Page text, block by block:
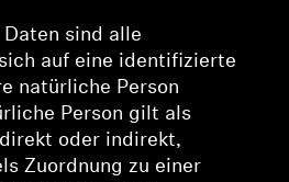
Daten sind alle
auf eine identifizierte
natürliche Person
Person gilt als
oder indirekt,
Zuordnung zu einer